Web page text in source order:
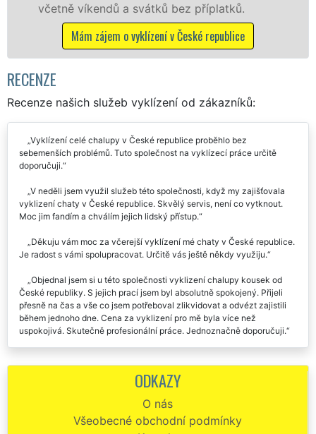
bez příplatků.
v České republice
Mám zájem o vyklízecí
RECENZE
Recenze našich služeb vyklízení od zákazníků:
Vyklízení celé chalupy v České republice proběhlo bez
sebemenších problémů. Tuto společnost na vyklízecí práce určitě
doporučuji.
V neděli jsem využil služeb této společnosti, když my zajišťovala
vyklizení chaty v České republice. Skvělý servis, není co vytknout.
Moc jim fandím a chválím jejich lidský přístup.
Děkuju vám moc za včerejší vyklízení mé chaty v České republice.
Je radost s vámi spolupracovat. Určitě vás ještě někdy využiju.
Objednal jsem si u této společnosti vyklizení chalupy kousek od
České republiky. S jejich prací jsem byl absolutně spokojený. Přijeli
přesně na čas a vše co jsem potřeboval zlikvidovat a odvézt zajistili
během jednoho dne. Cena za vyklizení pro mě byla více než
uspokojivá. Skutečně profesionální práce. Jednoznačně doporučuji.
potřeboval vyklidit. Nejprve jsem si tuto službu objednal od jakési
firmy nefirmy Hyper stěhování, což byl ale strašný omyl. Desítky sms a
jiného dodavatele vyklízecích služeb, a to jsem se už konečně trefil.
Společnost EXTRA SLUŽBY byla od prvního okamžiku perfektně
ODKAZY
O nás
Všeobecné obchodní podmínky